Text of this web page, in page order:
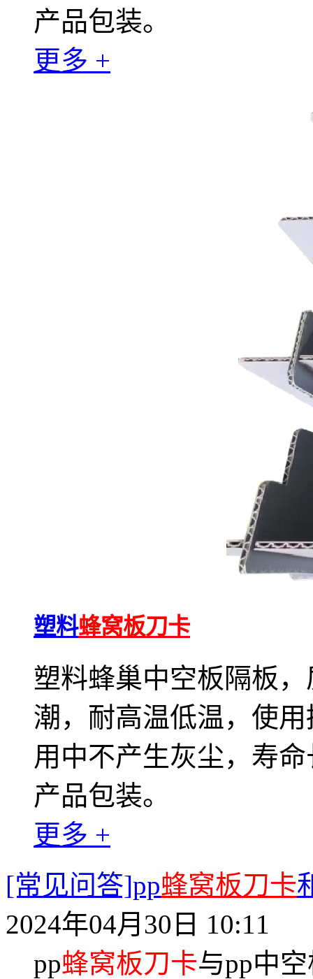
产品包装。
更多 +
塑料蜂窝板刀卡
塑料蜂巢中空板隔板
潮，耐高温低温，使
用中不产生灰尘，寿
产品包装。
更多 +
[常见问答]pp蜂窝板刀卡
2024年04月30日 10:11
pp蜂窝板刀卡与pp中